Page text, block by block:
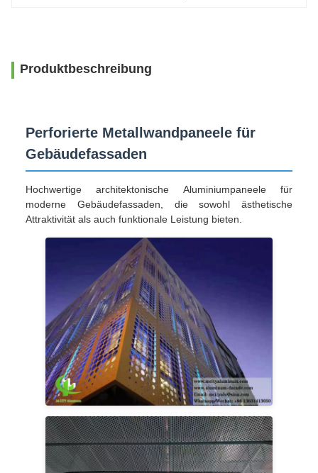
Produktbeschreibung
Perforierte Metallwandpaneele für
Gebäudefassaden
Hochwertige architektonische Aluminiumpaneele für
moderne Gebäudefassaden, die sowohl ästhetische
Attraktivität als auch funktionale Leistung bieten.